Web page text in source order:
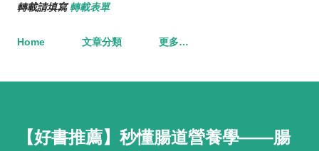
轉載請填寫轉載表單
Home 文章分類 更多…
【好書推薦】秒懂腸道營養學——腸